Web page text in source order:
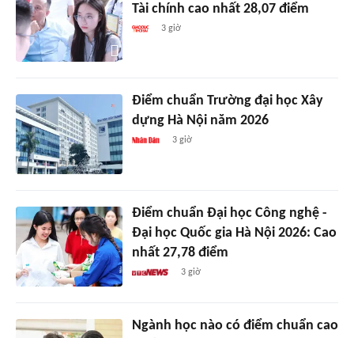
Tài chính cao nhất 28,07 điểm
3 giờ
Điểm chuẩn Trường đại học Xây
dựng Hà Nội năm 2026
3 giờ
Điểm chuẩn Đại học Công nghệ -
Đại học Quốc gia Hà Nội 2026: Cao
nhất 27,78 điểm
3 giờ
Ngành học nào có điểm chuẩn cao